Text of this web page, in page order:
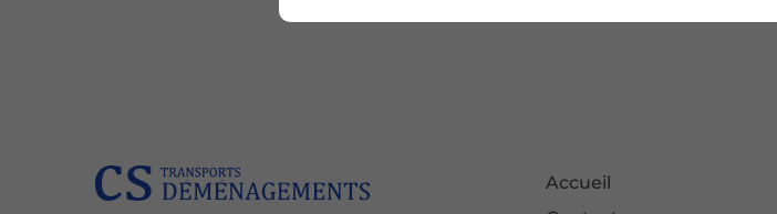
l’utilisation d’un équipement spécialisé, tel que le
Accueil